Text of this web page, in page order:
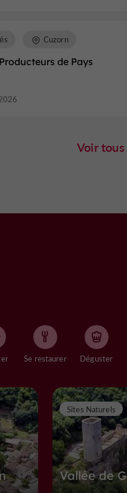
de Pays
Cuzorn
Voir
Se restaurer Déguster
Vallée de
Sites Naturels